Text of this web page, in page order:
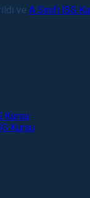
ve A Sınıfı İSG
Kursu
Kursu